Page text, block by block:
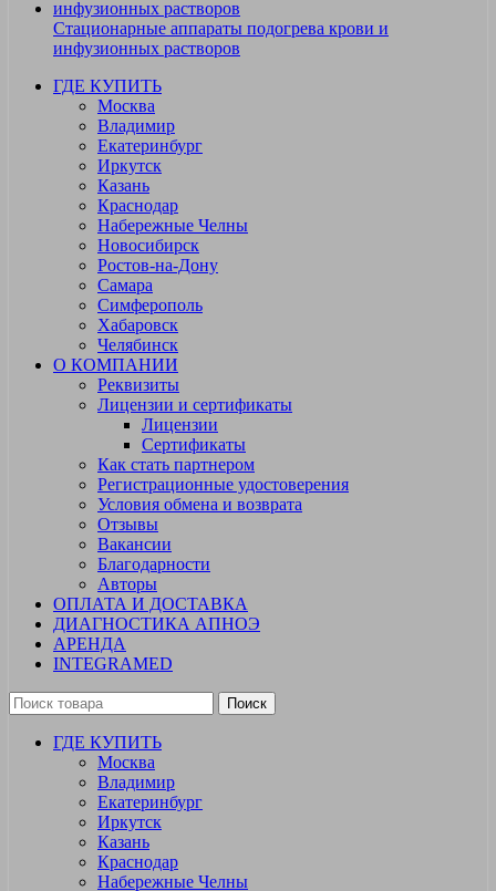
Стационарные аппараты подогрева крови и
инфузионных растворов
ГДЕ КУПИТЬ
Москва
Владимир
Екатеринбург
Иркутск
Казань
Краснодар
Набережные Челны
Новосибирск
Ростов-на-Дону
Самара
Симферополь
Хабаровск
Челябинск
О КОМПАНИИ
Реквизиты
Лицензии и сертификаты
Лицензии
Сертификаты
Как стать партнером
Регистрационные удостоверения
Условия обмена и возврата
Отзывы
Вакансии
Благодарности
Авторы
ОПЛАТА И ДОСТАВКА
ДИАГНОСТИКА АПНОЭ
АРЕНДА
INTEGRAMED
Поиск
ГДЕ КУПИТЬ
Москва
Владимир
Екатеринбург
Иркутск
Казань
Краснодар
Набережные Челны